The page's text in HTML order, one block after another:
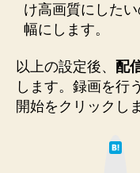
け高画質にした
幅にします。
以上の設定後、 配
します。録画を行
開始をクリックし